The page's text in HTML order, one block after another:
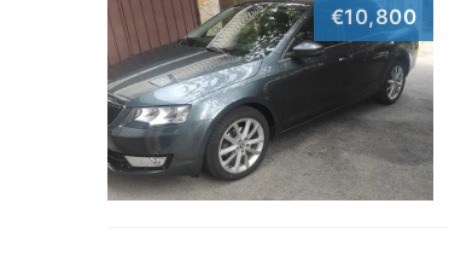
€10,800